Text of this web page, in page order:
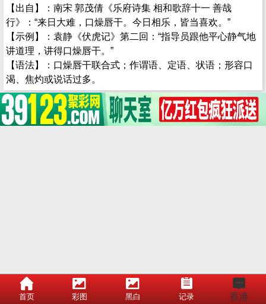
【出自】：南宋 郭茂倩《乐府诗集 相和歌辞十一 善哉
行》：“来日大难，口燥唇干。今日相乐，皆当喜欢。”
【示例】：袁静《伏虎记》第二回：“指导员跟他平心静气地
讲道理，讲得口燥唇干。”
【语法】：口燥唇干联合式；作谓语、定语、状语；形容口
渴、焦灼或说话过多。
首页 彩图 黑白 记录 香港